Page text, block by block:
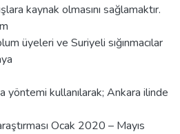
kaynak olmasını sağlamaktır.
üyeleri ve Suriyeli sığınmacılar
yöntemi kullanılarak; Ankara ilinde
Ocak 2020 – Mayıs